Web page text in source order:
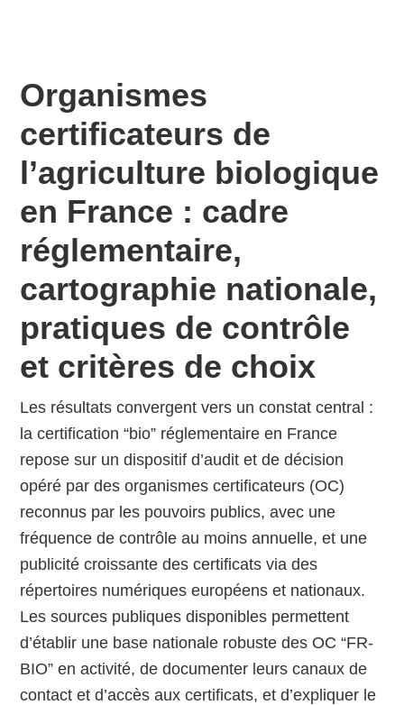
Organismes
certificateurs de
l’agriculture biologique
en France : cadre
réglementaire,
cartographie nationale,
pratiques de contrôle
et critères de choix
Les résultats convergent vers un constat central :
la certification “bio” réglementaire en France
repose sur un dispositif d’audit et de décision
opéré par des organismes certificateurs (OC)
reconnus par les pouvoirs publics, avec une
fréquence de contrôle au moins annuelle, et une
publicité croissante des certificats via des
répertoires numériques européens et nationaux.
Les sources publiques disponibles permettent
d’établir une base nationale robuste des OC “FR-
BIO” en activité, de documenter leurs canaux de
contact et d’accès aux certificats, et d’expliquer le